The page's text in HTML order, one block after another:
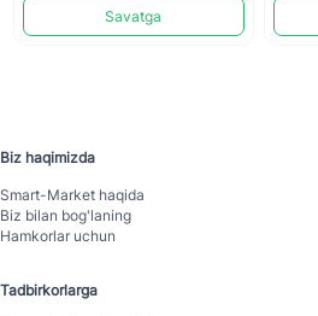
Savatga
Biz haqimizda
Smart-Mаrket haqida
Biz bilan bog'laning
Hamkorlar uchun
Tadbirkorlarga